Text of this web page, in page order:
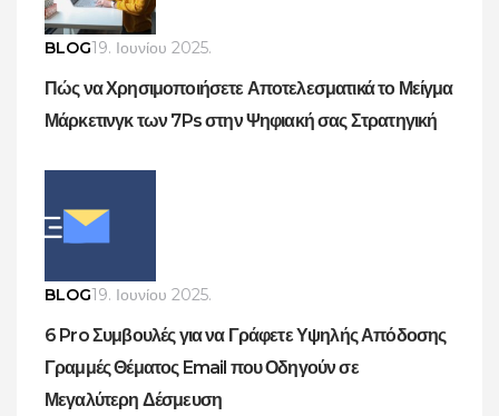
BLOG19. Ιουνίου 2025.
Πώς να Χρησιμοποιήσετε Αποτελεσματικά το Μείγμα
Μάρκετινγκ των 7Ps στην Ψηφιακή σας Στρατηγική
BLOG19. Ιουνίου 2025.
6 Pro Συμβουλές για να Γράφετε Υψηλής Απόδοσης
Γραμμές Θέματος Email που Οδηγούν σε
Μεγαλύτερη Δέσμευση